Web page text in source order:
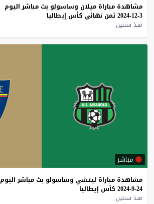
مشاهدة مباراة ميلان وساسولو بث مباشر اليوم
3-12-2024
ثمن نهائي كأس إيطاليا
منذ سنتين
مباشر
مشاهدة مباراة ليتشي وساسولو بث مباشر اليوم
24-9-2024
كأس إيطاليا
منذ سنتين